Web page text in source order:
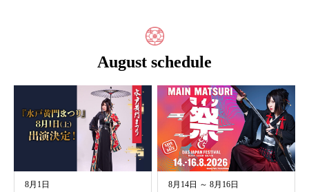
August schedule
8月1日 8月14日 ～ 8月16日